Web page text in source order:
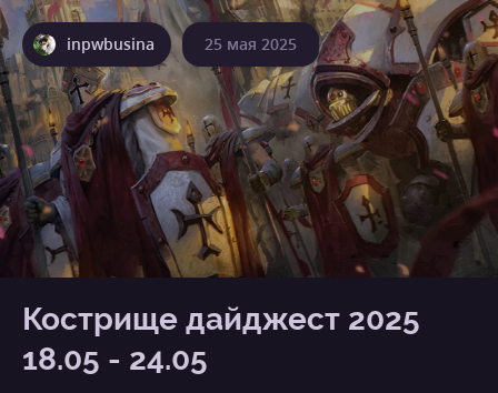
inpwbusina 25 мая 2025
Кострище дайджест 2025
18.05 - 24.05